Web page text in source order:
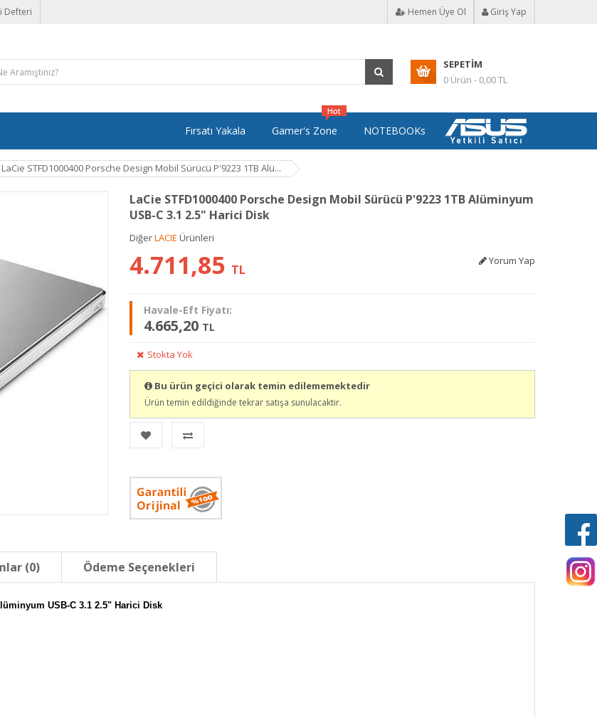
Defteri Hemen Üye Ol Giriş Yap
SEPETIM
0 Ürün - 0,00 TL
Fırsatı Yakala Gamer's Zone NOTEBOOKs
LaCie STFD1000400 Porsche Design Mobil Sürücü P'9223 1TB Alü...
LaCie STFD1000400 Porsche Design Mobil Sürücü P'9223 1TB Alüminyum
USB-C 3.1 2.5" Harici Disk
DiğerLACIE Ürünleri
Yorum Yap
4.711,85 TL
Havale-Eft Fiyatı:
4.665,20 TL
Stokta Yok
Bu ürün geçici olarak temin edilememektedir
Ürün temin edildiğinde tekrar satışa sunulacaktır.
(0) Ödeme Seçenekleri
USB-C 3.1 2.5" Harici Disk